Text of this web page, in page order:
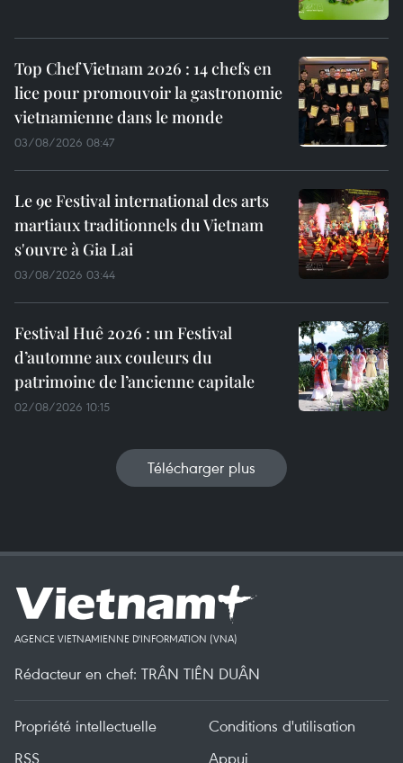
Top Chef Vietnam 2026 : 14 chefs en
lice pour promouvoir la gastronomie
vietnamienne dans le monde
03/08/2026 08:47
Le 9e Festival international des arts
martiaux traditionnels du Vietnam
s'ouvre à Gia Lai
03/08/2026 03:44
Festival Huê 2026 : un Festival
d’automne aux couleurs du
patrimoine de l’ancienne capitale
02/08/2026 10:15
Télécharger plus
AGENCE VIETNAMIENNE D'INFORMATION (VNA)
Rédacteur en chef: TRÂN TIÊN DUÂN
Propriété intellectuelle
Conditions d'utilisation
RSS
Appui